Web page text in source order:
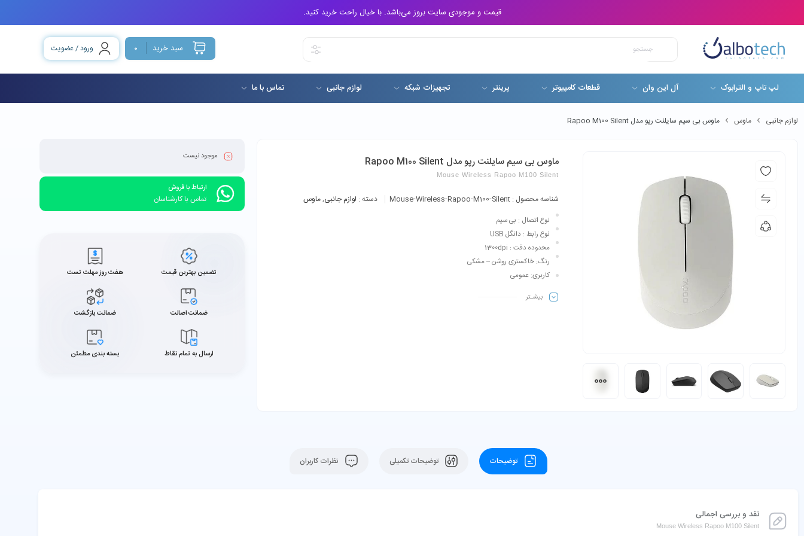
قیمت و موجودی سایت بروز می‌باشد. با خیال راحت خرید کنید.
سبد خرید 0 ورود / عضویت
لپ تاپ و الترابوک آل این وان قطعات کامپیوتر پرینتر تجهیزات شبکه لوازم جانبی تماس با ما
لوازم جانبی ماوس ماوس بی سیم سایلنت رپو مدل Rapoo M100 Silent
ماوس بی سیم سایلنت رپو مدل Rapoo M100 Silent
Mouse Wireless Rapoo M100 Silent
شناسه محصول :Mouse-Wireless-Rapoo-M100-Silent دسته : لوازم جانبی,ماوس
نوع اتصال : بی سیم
نوع رابط : دانگل USB
محدوده دقت : 1300dpi
رنگ: خاکستری روشن – مشکی
کاربری: عمومی
بیشـتر
موجود نیست
ارتباط با فروش
تماس با کارشناسان
تضمین بهترین قیمت هفت روز مهلت تست
ضمانت اصالت ضمانت بازگشت
ارسال به تمام نقاط بسته بندی مطمئن
توضیحات توضیحات تکمیلی نظرات کاربران
نقد و بررسی اجمالی
Mouse Wireless Rapoo M100 Silent